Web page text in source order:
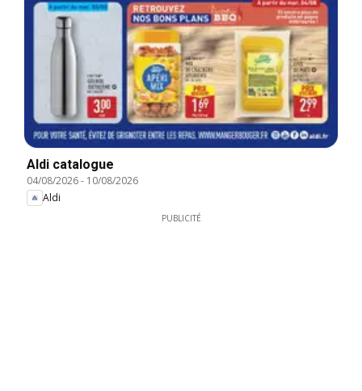
Aldi catalogue
04/08/2026- 10/08/2026
Aldi
PUBLICITÉ